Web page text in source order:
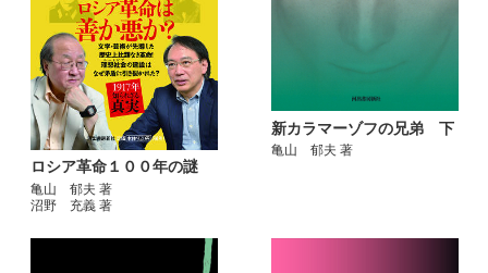
ロシア革命１００年の謎
亀山 郁夫 著
沼野 充義 著
新カラマーゾフの兄弟 下
亀山 郁夫 著